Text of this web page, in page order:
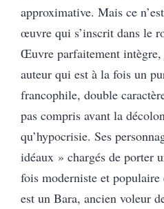
approximative. Mais ce
œuvre qui s’inscrit dans le
Œuvre parfaitement intègre,
auteur qui est à la fois un
francophile, double
pas compris avant la
qu’hypocrisie. Ses
idéaux » chargés de porter
fois moderniste et
est un Bara, ancien voleur